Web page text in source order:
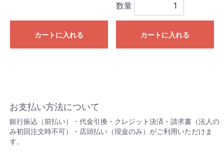
カートに入れる
数量
カートに入れる
お支払い方法について
銀行振込（前払い）・代金引換・クレジット決済・請求書（法人の
み初回注文時不可）・店頭払い（現金のみ）がご利用いただけま
す。